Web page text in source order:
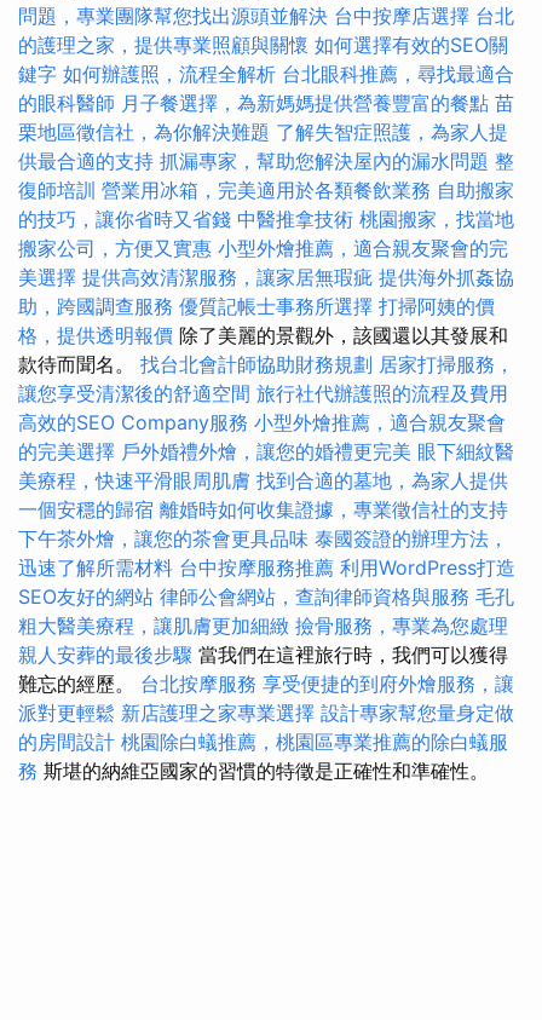
問題，專業團隊幫您找出源頭並解決 台中按摩店選擇 台北
的護理之家，提供專業照顧與關懷 如何選擇有效的SEO關
鍵字 如何辦護照，流程全解析 台北眼科推薦，尋找最適合
的眼科醫師 月子餐選擇，為新媽媽提供營養豐富的餐點 苗
栗地區徵信社，為你解決難題 了解失智症照護，為家人提
供最合適的支持 抓漏專家，幫助您解決屋內的漏水問題 整
復師培訓 營業用冰箱，完美適用於各類餐飲業務 自助搬家
的技巧，讓你省時又省錢 中醫推拿技術 桃園搬家，找當地
搬家公司，方便又實惠 小型外燴推薦，適合親友聚會的完
美選擇 提供高效清潔服務，讓家居無瑕疵 提供海外抓姦協
助，跨國調查服務 優質記帳士事務所選擇 打掃阿姨的價
格，提供透明報價 除了美麗的景觀外，該國還以其發展和
款待而聞名。 找台北會計師協助財務規劃 居家打掃服務，
讓您享受清潔後的舒適空間 旅行社代辦護照的流程及費用
高效的SEO Company服務 小型外燴推薦，適合親友聚會
的完美選擇 戶外婚禮外燴，讓您的婚禮更完美 眼下細紋醫
美療程，快速平滑眼周肌膚 找到合適的墓地，為家人提供
一個安穩的歸宿 離婚時如何收集證據，專業徵信社的支持
下午茶外燴，讓您的茶會更具品味 泰國簽證的辦理方法，
迅速了解所需材料 台中按摩服務推薦 利用WordPress打造
SEO友好的網站 律師公會網站，查詢律師資格與服務 毛孔
粗大醫美療程，讓肌膚更加細緻 撿骨服務，專業為您處理
親人安葬的最後步驟 當我們在這裡旅行時，我們可以獲得
難忘的經歷。 台北按摩服務 享受便捷的到府外燴服務，讓
派對更輕鬆 新店護理之家專業選擇 設計專家幫您量身定做
的房間設計 桃園除白蟻推薦，桃園區專業推薦的除白蟻服
務 斯堪的納維亞國家的習慣的特徵是正確性和準確性。